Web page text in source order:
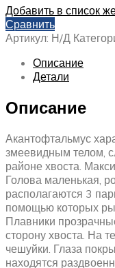
Добавить в список
Сравнить
Артикул: Н/Д
Описание
Детали
Описание
Акантофтальмус
змеевидным телом,
районе хвоста.
Голова маленькая,
располагаются 3
помощью которых
Плавники
сторону хвоста. На
чешуйки. Глаза
находятся